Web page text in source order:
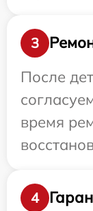
3
После
время
4